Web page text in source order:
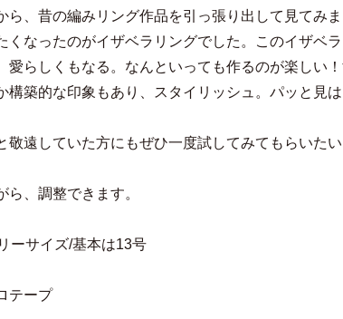
ら、昔の編みリング作品を引っ張り出して見てみま
くなったのがイザベラリングでした。このイザベ
愛らしくもなる。なんといっても作るのが楽しい
構築的な印象もあり、スタイリッシュ。パッと見
敬遠していた方にもぜひ一度試してみてもらいたい
ら、調整できます。
ーサイズ/基本は13号
テープ